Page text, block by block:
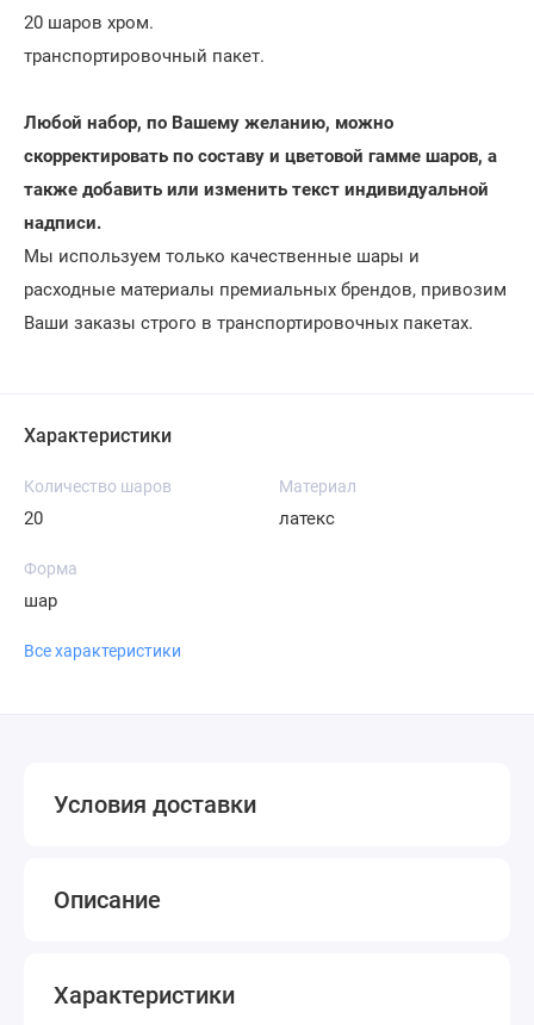
20 шаров хром.
транспортировочный пакет.
Любой набор, по Вашему желанию, можно
скорректировать по составу и цветовой гамме шаров, а
также добавить или изменить текст индивидуальной
надписи.
Мы используем только качественные шары и
расходные материалы премиальных брендов, привозим
Ваши заказы строго в транспортировочных пакетах.
Характеристики
Количество шаров
20
Материал
латекс
Форма
шар
Все характеристики
Условия доставки
Описание
Характеристики